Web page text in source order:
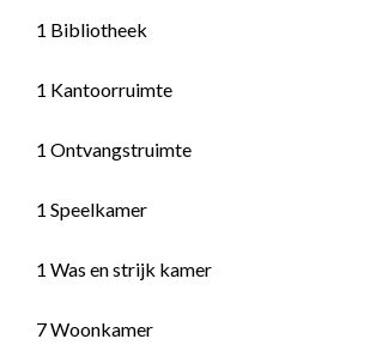
1 Bibliotheek
1 Kantoorruimte
1 Ontvangstruimte
1 Speelkamer
1 Was en strijk kamer
7 Woonkamer